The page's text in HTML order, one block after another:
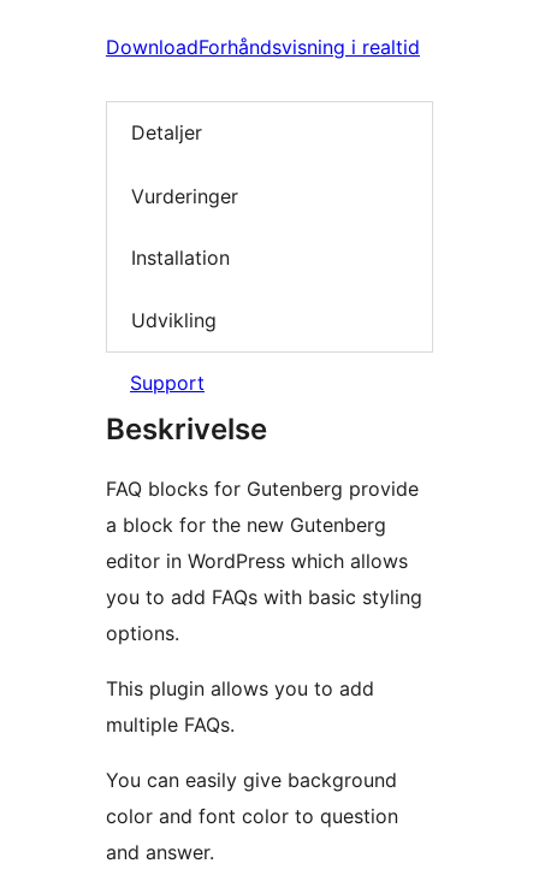
DownloadForhåndsvisning i realtid
Detaljer
Vurderinger
Installation
Udvikling
Support
Beskrivelse
FAQ blocks for Gutenberg provide
a block for the new Gutenberg
editor in WordPress which allows
you to add FAQs with basic styling
options.
This plugin allows you to add
multiple FAQs.
You can easily give background
color and font color to question
and answer.